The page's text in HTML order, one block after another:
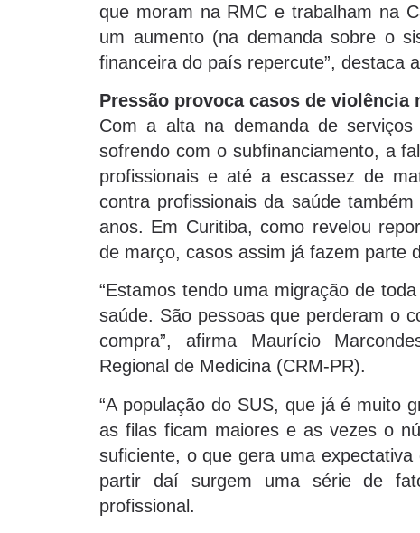
que moram na RMC e trabalham na
um aumento (na demanda sobre o
financeira do país repercute”, destaca
Pressão provoca casos de violência
Com a alta na demanda de
sofrendo com o subfinanciamento, a
profissionais e até a escassez de
contra profissionais da saúde
anos. Em Curitiba, como revelou
de março, casos assim já fazem parte
“Estamos tendo uma migração de
saúde. São pessoas que perderam o
compra”, afirma Maurício
Regional de Medicina (CRM-PR).
“A população do SUS, que já é muito
as filas ficam maiores e as vezes o
suficiente, o que gera uma
partir daí surgem uma série de
profissional.